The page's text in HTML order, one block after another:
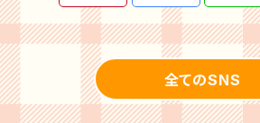
全てのSNS